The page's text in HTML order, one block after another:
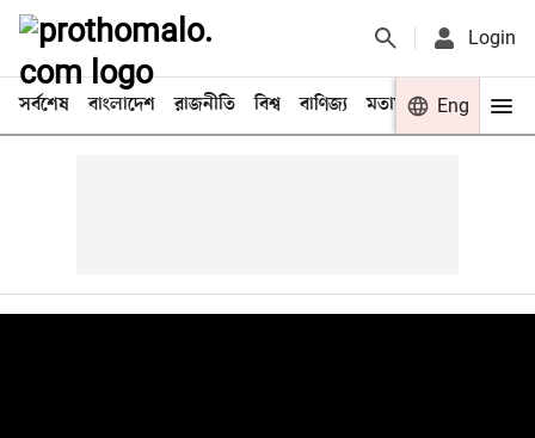
Login
সর্বশেষ বাংলাদেশ রাজনীতি বিশ্ব বাণিজ্য মতামত খেলা
Eng